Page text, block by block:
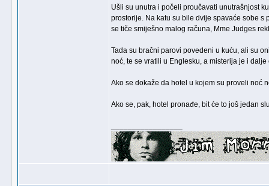
Ušli su unutra i počeli proučavati unutrašnjost
prostorije. Na katu su bile dvije spavaće sobe s
se tiče smiješno malog računa, Mme Judges
Tada su bračni parovi povedeni u kuću, ali su
noć, te se vratili u Englesku, a misterija je i
Ako se dokaže da hotel u kojem su proveli noć
Ako se, pak, hotel pronađe, bit će to još jedan